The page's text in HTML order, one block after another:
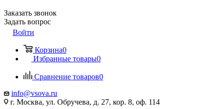
Заказать звонок
Задать вопрос
Войти
Корзина0
Избранные товары0
Сравнение товаров0
info@vsova.ru
г. Москва, ул. Обручева, д. 27, кор. 8, оф. 114